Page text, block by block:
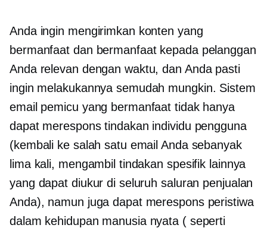
Anda ingin mengirimkan konten yang
bermanfaat dan bermanfaat kepada pelanggan
Anda relevan dengan waktu, dan Anda pasti
ingin melakukannya semudah mungkin. Sistem
email pemicu yang bermanfaat tidak hanya
dapat merespons tindakan individu pengguna
(kembali ke salah satu email Anda sebanyak
lima kali, mengambil tindakan spesifik lainnya
yang dapat diukur di seluruh saluran penjualan
Anda), namun juga dapat merespons peristiwa
dalam kehidupan manusia nyata ( seperti